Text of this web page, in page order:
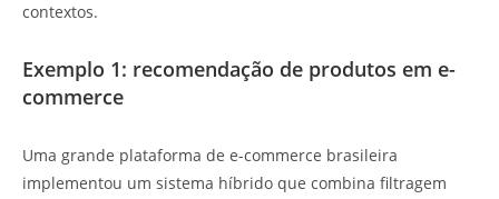
contextos.
Exemplo 1: recomendação de produtos em e-
commerce
Uma grande plataforma de e-commerce brasileira
implementou um sistema híbrido que combina filtragem